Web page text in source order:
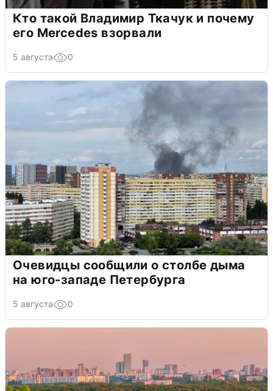
Кто такой Владимир Ткачук и почему
его Mercedes взорвали
5 августа 0
Очевидцы сообщили о столбе дыма
на юго-западе Петербурга
5 августа 0